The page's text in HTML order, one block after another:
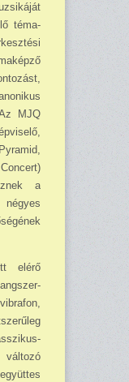
téma-
MJQ
a
elérő